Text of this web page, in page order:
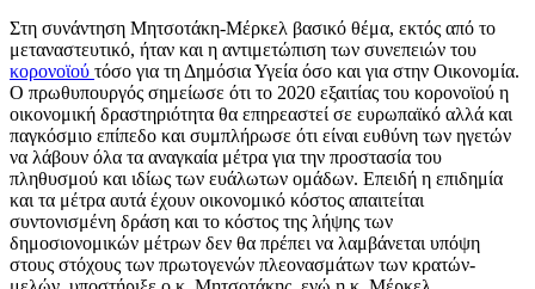
Στη συνάντηση Μητσοτάκη-Μέρκελ βασικό θέμα, εκτός από το
μεταναστευτικό, ήταν και η αντιμετώπιση των συνεπειών του
κορονοϊού τόσο για τη Δημόσια Υγεία όσο και για στην Οικονομία.
Ο πρωθυπουργός σημείωσε ότι το 2020 εξαιτίας του κορονοϊού η
οικονομική δραστηριότητα θα επηρεαστεί σε ευρωπαϊκό αλλά και
παγκόσμιο επίπεδο και συμπλήρωσε ότι είναι ευθύνη των ηγετών
να λάβουν όλα τα αναγκαία μέτρα για την προστασία του
πληθυσμού και ιδίως των ευάλωτων ομάδων. Επειδή η επιδημία
και τα μέτρα αυτά έχουν οικονομικό κόστος απαιτείται
συντονισμένη δράση και το κόστος της λήψης των
δημοσιονομικών μέτρων δεν θα πρέπει να λαμβάνεται υπόψη
στους στόχους των πρωτογενών πλεονασμάτων των κρατών-